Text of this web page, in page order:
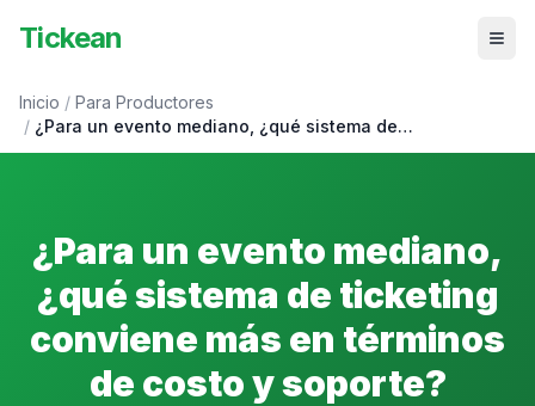
Tickean
Inicio / Para Productores
/ ¿Para un evento mediano, ¿qué sistema de…
¿Para un evento mediano,
¿qué sistema de ticketing
conviene más en términos
de costo y soporte?